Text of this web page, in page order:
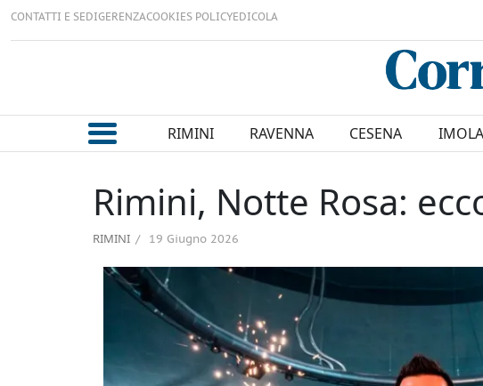
CONTATTI E SEDIGERENZACOOKIES POLICYEDICOLA
RIMINI RAVENNA CESENA IMOLA
Rimini, Notte Rosa:
RIMINI 19 Giugno 2026